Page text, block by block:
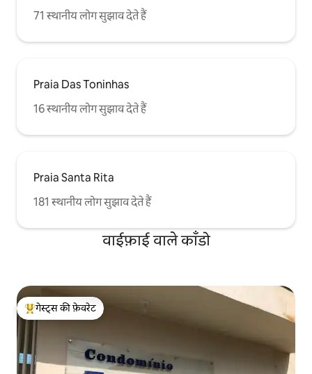
71 स्थानीय लोग सुझाव देते हैं
Praia Das Toninhas
16 स्थानीय लोग सुझाव देते हैं
Praia Santa Rita
181 स्थानीय लोग सुझाव देते हैं
वाईफ़ाई वाले काँडो
गेस्ट्स का टॉप फ़ेवरेट
गेस्ट्स की फ़ेवरेट